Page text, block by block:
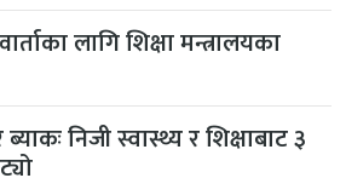
लागि शिक्षा मन्त्रालयका
निजी स्वास्थ्य र शिक्षाबाट ३